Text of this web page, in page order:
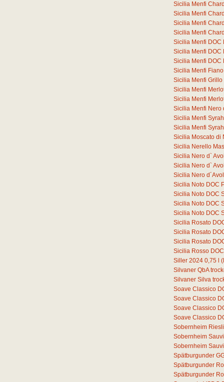
Sicilia Menfi
Sicilia Menfi
Sicilia Menfi
Sicilia Menfi
Sicilia Menfi DOC
Sicilia Menfi DOC
Sicilia Menfi DOC
Sicilia Menfi
Sicilia Menfi
Sicilia Menfi
Sicilia Menfi
Sicilia Menfi Nero
Sicilia Menfi
Sicilia Menfi
Sicilia Moscato di
Sicilia Nerello
Sicilia Nero d`
Sicilia Nero d`
Sicilia Nero
Sicilia Noto DOC
Sicilia Noto DOC
Sicilia Noto DOC
Sicilia Noto DOC
Sicilia Rosato
Sicilia Rosato
Sicilia Rosato
Sicilia Rosso
Siller 2024 0,75
Silvaner QbA
Silvaner Silva
Soave Classico
Soave Classico
Soave Classico
Soave Classico
Sobernheim
Sobernheim
Sobernheim
Spätburgunder
Spätburgunder
Spätburgunder